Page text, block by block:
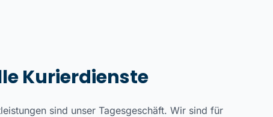
Kurierdienste
sind unser Tagesgeschäft. Wir sind für